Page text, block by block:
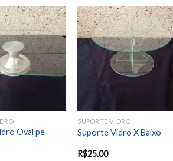
Add to
wishlist
Oval pé
Add to
wishlist
SUPORTE VIDRO
Suporte Vidro X Baixo
R$25.00